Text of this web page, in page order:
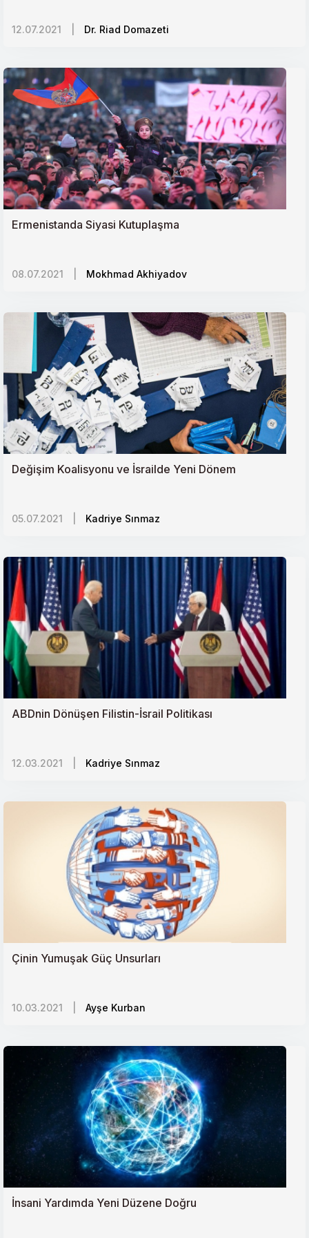
Küresel Sağlık Sistemi ve Adaletsizlik
Tacikistanda Çin Nüfuzu
Azerbaycan-Ermenistan Çatışması ve Güney
Kafkasyada Jeopolitik Dengeler
Sudanı İsrail Eksenine Yakınlaştırma Çabaları
hazırlanıyor?
İnsan Ticareti Bağlamında Pedofili
Yoksullukla mücadelede mikrofinans etkili bir araç
olabilir mi?
Suriye İçin Uluslararası Fon İhtiyacı ve Küresel
Çekişme
‘Rus Dünyası Doktrini ve Dış Politikaya Yansımaları
Türkiye-İsrail Ekonomik İlişkileri (2010-2020)
Türkiye-BAE İlişkilerinde Yol Ayrımı
Sudanda Seküler Geçiş ve Kutuplaşan Toplum
Azerbaycan-Ermenistan Çatışması ve Türkiyeye
Yansımaları
İsrail İşgalinde Son Adım: Batı Şerianın İlhakı
Rusyada İslamofobi
Kazakistanda Etnik Gerilimler ve Bölge İstikrarı
Irakta İstikrar Arayışı ve Yeni Hükümet
Libyada dengeler değişiyor mu?
Güney Sudanda Papa Destekli Barış İnşası
Küresel Gıda Güvenliği ve Mücadelede Öncelikler
Psikolojik Açıdan Koronavirüsle Başa Çıkma
Yöntemleri
12.07.2021 Dr. Riad Domazeti
Ermenistanda Siyasi Kutuplaşma
08.07.2021 Mokhmad Akhiyadov
Değişim Koalisyonu ve İsrailde Yeni Dönem
05.07.2021 Kadriye Sınmaz
ABDnin Dönüşen Filistin-İsrail Politikası
12.03.2021 Kadriye Sınmaz
Çinin Yumuşak Güç Unsurları
10.03.2021 Ayşe Kurban
İnsani Yardımda Yeni Düzene Doğru